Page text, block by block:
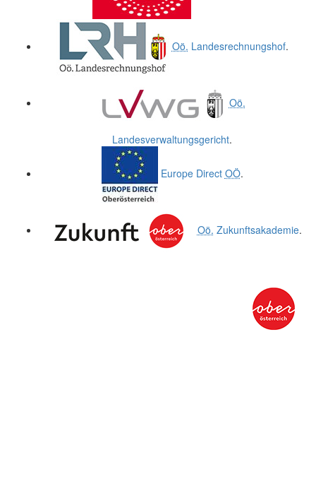
Oö. Landesrechnungshof.
Oö.
Landesverwaltungsgericht.
Europe Direct OÖ.
Oö. Zukunftsakademie.